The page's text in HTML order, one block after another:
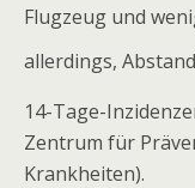
Flugzeug und
allerdings,
14-Tage-
Zentrum für
Krankheiten).